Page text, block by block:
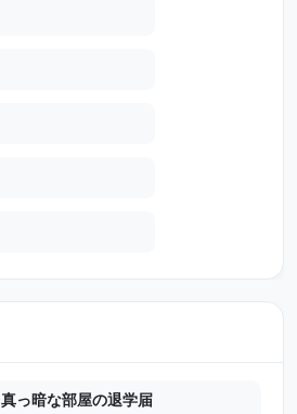
真っ暗な部屋の退学届